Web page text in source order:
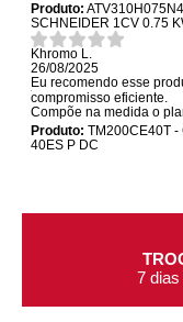
Produto:
SCHNEIDER 1CV 0.75
Khromo L.
26/08/2025
Eu recomendo esse
compromisso eficiente.
Compõe na medida o
Produto: TM200CE40T -
40ES P DC
7